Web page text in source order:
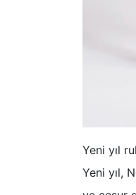
Yeni yıl
Yeni yıl,